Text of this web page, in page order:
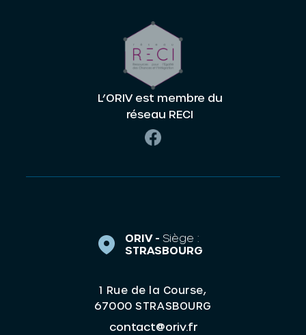
L’ORIV est membre du
réseau RECI
ORIV - Siège :
STRASBOURG
1 Rue de la Course,
67000 STRASBOURG
contact@oriv.fr